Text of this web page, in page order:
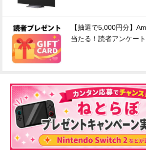
【抽選で5,000円分】
当たる！読者アンケー